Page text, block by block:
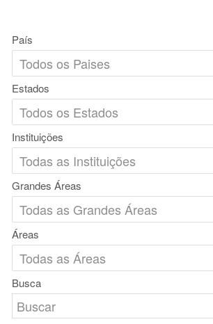
País
Estados
Instituições
Grandes Áreas
Áreas
Busca